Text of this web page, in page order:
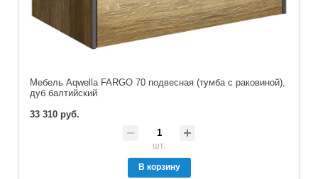
Мебель Aqwella FARGO 70 подвесная (тумба с раковиной),
дуб балтийский
33 310 руб.
шт.
В корзину